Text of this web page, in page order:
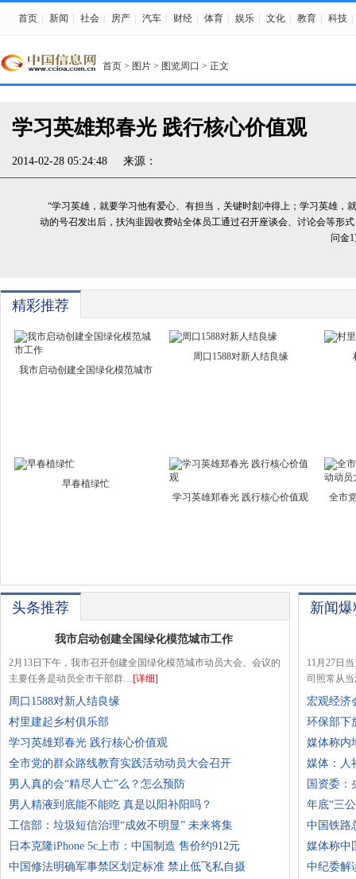
首页 新闻 社会 房产 汽车 财经 体育 娱乐 文化 教育 科技
首页 > 图片 > 图览周口 > 正文
学习英雄郑春光 践行核心价值观
2014-02-28 05:24:48 来源：
“学习英雄，就要学习他有爱心、有担当，关键时刻冲得上；学习英雄
动的号召发出后，扶沟韭园收费站全体员工通过召开座谈会、讨论会等形
问金
精彩推荐
我市启动创建全国绿化模范城市
周口1588对新人结良缘
早春植绿忙
学习英雄郑春光 践行核心价值观
全市
头条推荐
我市启动创建全国绿化模范城市工作
2月13日下午，我市召开创建全国绿化模范城市动员大会。会议的
主要任务是动员全市干部群…[详细]
周口1588对新人结良缘
村里建起乡村俱乐部
学习英雄郑春光 践行核心价值观
全市党的群众路线教育实践活动动员大会召开
男人真的会“精尽人亡”么？怎么预防
男人精液到底能不能吃 真是以阳补阳吗？
工信部：垃圾短信治理“成效不明显” 未来将集
日本克隆iPhone 5c上市：中国制造 售价约912元
中国修法明确军事禁区划定标准 禁止低飞私自摄
新闻爆
11月27日
司照常从
宏观经济
环保部下
媒体称内
媒体：人
国资委：
年底“三
中国铁路
媒体称中
中纪委解